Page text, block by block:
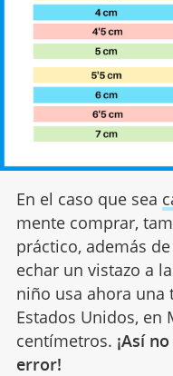
En el caso que sea
mente comprar,
práctico, además
echar un vistazo a
niño usa ahora una
Estados Unidos, en
centímetros. ¡Así
error!